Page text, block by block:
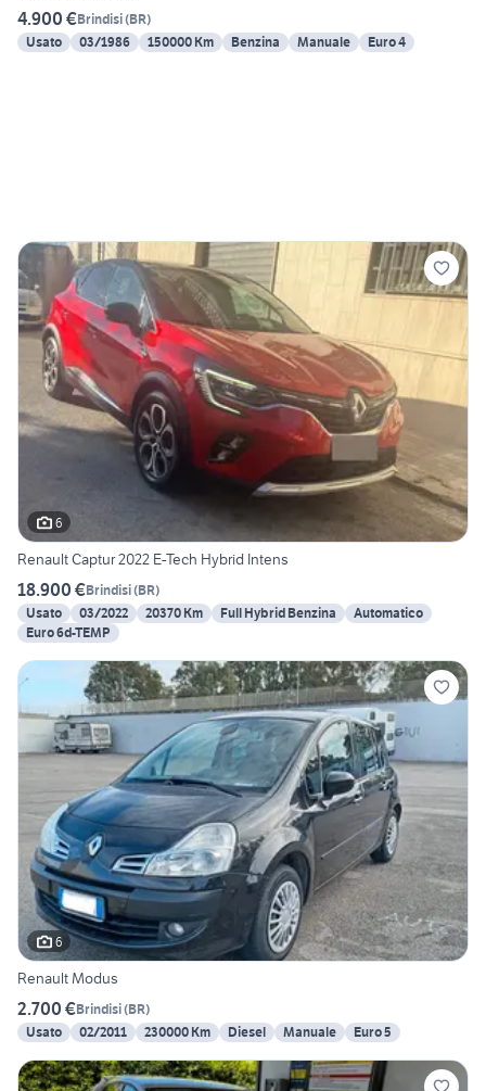
4.900 €Brindisi(BR)
Usato
03/1986 150000 Km Benzina Manuale Euro 4
6
Renault Captur 2022 E-Tech Hybrid Intens
18.900 €Brindisi(BR)
Usato
03/2022 20370 Km Full Hybrid Benzina
Automatico
Euro 6d-TEMP
6
Renault Modus
2.700 €Brindisi(BR)
Usato
02/2011 230000 Km Diesel Manuale Euro 5